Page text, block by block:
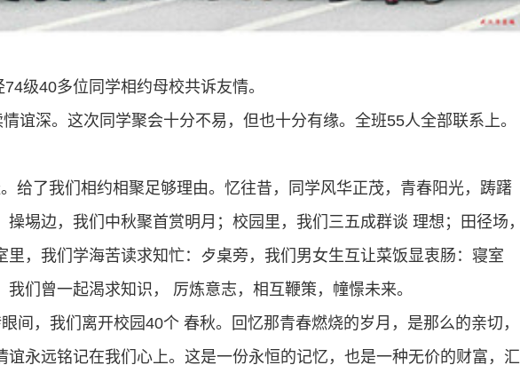
74级40多位同学相约母校共诉友情。
谊深。这次同学聚会十分不易，但也十分有缘。全班55人全部联系上。
给了我们相约相聚足够理由。忆往昔，同学风华正茂，青春阳光，踌躇
埸边，我们中秋聚首赏明月；校园里，我们三五成群谈 理想；田径场，
里，我们学海苦读求知忙：歺桌旁，我们男女生互让菜饭显衷肠：寝室
们曾一起渴求知识， 厉炼意志，相互鞭策，幢憬未来。
间，我们离开校园40个 春秋。回忆那青春燃烧的岁月，是那么的亲切，
谊永远铭记在我们心上。这是一份永恒的记忆，也是一种无价的财富，汇